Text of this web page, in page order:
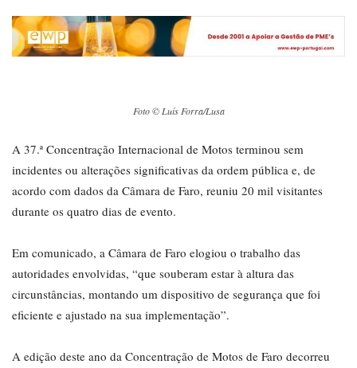
Foto © Luís Forra/Lusa
A 37.ª Concentração Internacional de Motos terminou sem
incidentes ou alterações significativas da ordem pública e, de
acordo com dados da Câmara de Faro, reuniu 20 mil visitantes
durante os quatro dias de evento.
Em comunicado, a Câmara de Faro elogiou o trabalho das
autoridades envolvidas, “que souberam estar à altura das
circunstâncias, montando um dispositivo de segurança que foi
eficiente e ajustado na sua implementação”.
A edição deste ano da Concentração de Motos de Faro decorreu